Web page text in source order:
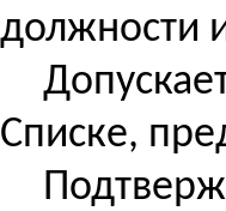
должности
Списке,